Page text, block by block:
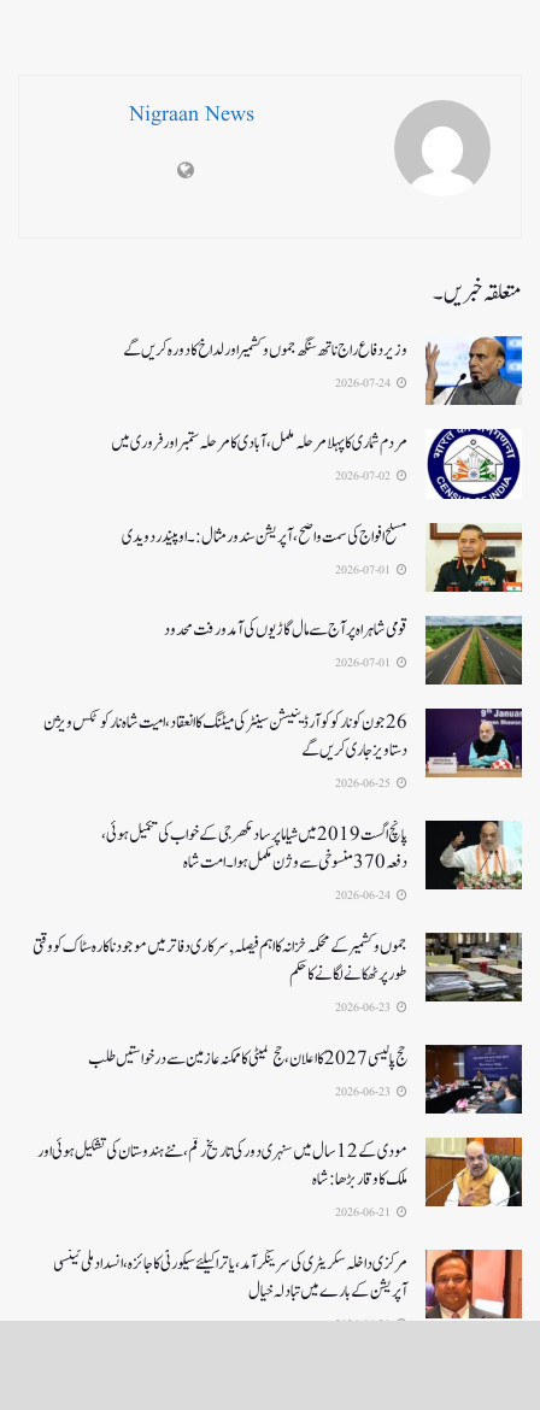
Nigraan News
متعلقہ خبریں۔
وزیر دفاع راج ناتھ سنگھ جموں و کشمیر اور لداخ کا دورہ کریں گے
مردم شماری کا پہلا مرحلہ مکمل،آبادی کا مرحلہ ستمبر اور فروری میں
مسلح افواج کی سمت واضح، آپریشن سندورمثال:۔ اوپیندر دویدی
قومی شاہراہ پر آج سے مال گاڑیوں کی آمدورفت محدود
26جون کونارکو کوآرڈینیشن سینٹر کی میٹنگ کا انعقاد، امیت شاہ نارکوٹکس ویژن
دستاویز جاری کریں گے
پانچ اگست 2019میں شیاما پر ساد مکھرجی کے خواب کی تکمیل ہوئی،
دفعہ 370منسوخی سے وژن مکمل ہوا۔ امت شاہ
جموں و کشمیر کے محکمہ خزانہ کا اہم فیصلہ , سرکاری دفاتر میں موجود ناکارہ سٹاک کو وقتی
طور پر ٹھکانے لگانے کا حکم
حج پالیسی 2027کا اعلان ،حج کمیٹی کا ممکنہ عازمین سے درخواستیں طلب
مودی کے 12 سال میں سنہری دور کی تاریخ رقم ، نئے ہندوستان کی تشکیل ہوئی اور
ملک کا وقار بڑھا: شاہ
مرکزی داخلہ سکریٹری کی سرینگر آمد ،یاترا کیلئے سیکورٹی کا جائزہ ،انسداد ملی ٹینسی
آپریشن کے بارے میں تبادلہ خیال
2026-06-21